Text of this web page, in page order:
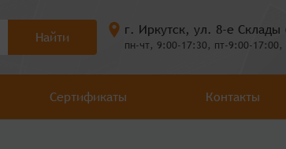
Найти
г. Иркутск, ул. 8-е
пн-чт, 9:00-17:30, пт-9:00-17:00,
Сертификаты Контакты